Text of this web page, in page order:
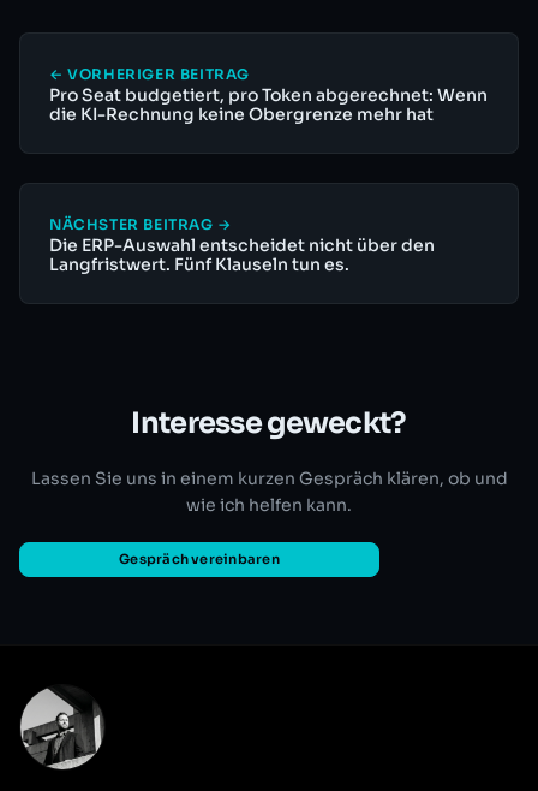
← VORHERIGER BEITRAG
Pro Seat budgetiert, pro Token abgerechnet: Wenn
die KI-Rechnung keine Obergrenze mehr hat
NÄCHSTER BEITRAG →
Die ERP-Auswahl entscheidet nicht über den
Langfristwert. Fünf Klauseln tun es.
Interesse geweckt?
Lassen Sie uns in einem kurzen Gespräch klären, ob und
wie ich helfen kann.
Gespräch vereinbaren